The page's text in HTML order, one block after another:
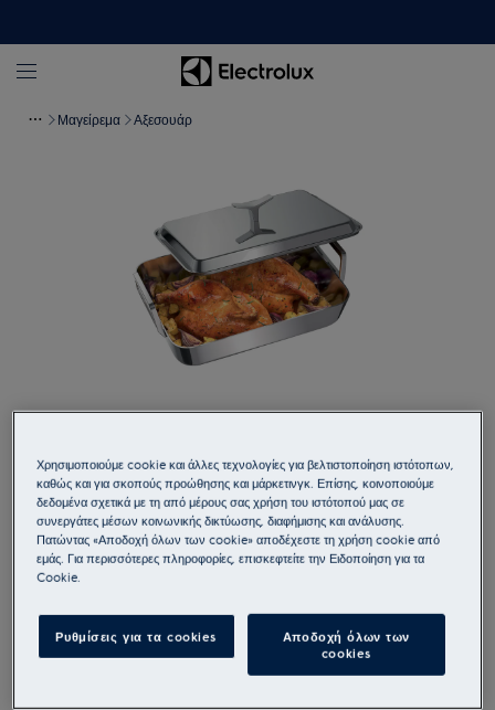
Μαγείρεμα Αξεσουάρ
E9KLLC1
Γάστρα/ Κατσαρόλα ψησίματος
Χρησιμοποιούμε cookie και άλλες τεχνολογίες για βελτιστοποίηση ιστότοπων,
καθώς και για σκοπούς προώθησης και μάρκετινγκ. Επίσης, κοινοποιούμε
δεδομένα σχετικά με τη από μέρους σας χρήση του ιστότοπού μας σε
συνεργάτες μέσων κοινωνικής δικτύωσης, διαφήμισης και ανάλυσης.
Πατώντας «Αποδοχή όλων των cookie» αποδέχεστε τη χρήση cookie από
εμάς. Για περισσότερες πληροφορίες, επισκεφτείτε την Ειδοποίηση για τα
Cookie.
Ρυθμίσεις για τα cookies
Αποδοχή όλων των
cookies